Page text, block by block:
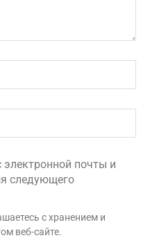
почты и
следующего
с хранением и
веб-сайте.